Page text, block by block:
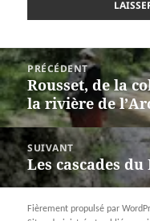
Navigation
de
l’article
PRÉCÉDENT
Article
précédent :
Rousset, de la
la rivière de
SUIVANT
Article
suivant :
Les cascades
Fièrement propulsé par